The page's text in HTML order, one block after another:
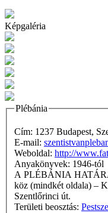
Képgaléria
Plébánia
Cím: 1237 Budapest,
E-mail:
Weboldal: http://
Anyakönyvek: 1946-tól
A PLÉBÁNIA HATÁRAI: Köves út – Alsó határút –
köz (mindkét oldala) –
Szentlőrinci út.
Területi beosztás: